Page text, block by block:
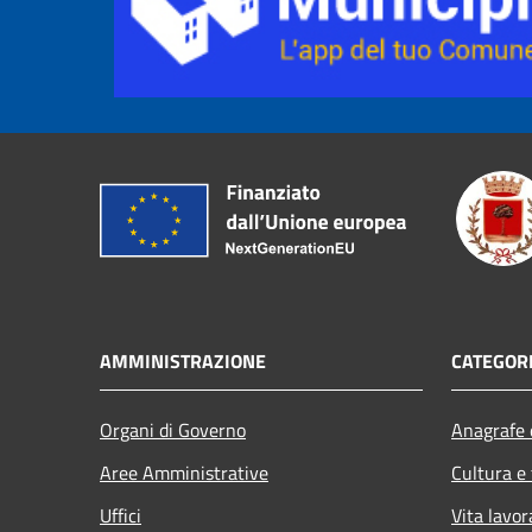
AMMINISTRAZIONE
Organi di Governo
Aree Amministrative
Uffici
Cultura
Vita